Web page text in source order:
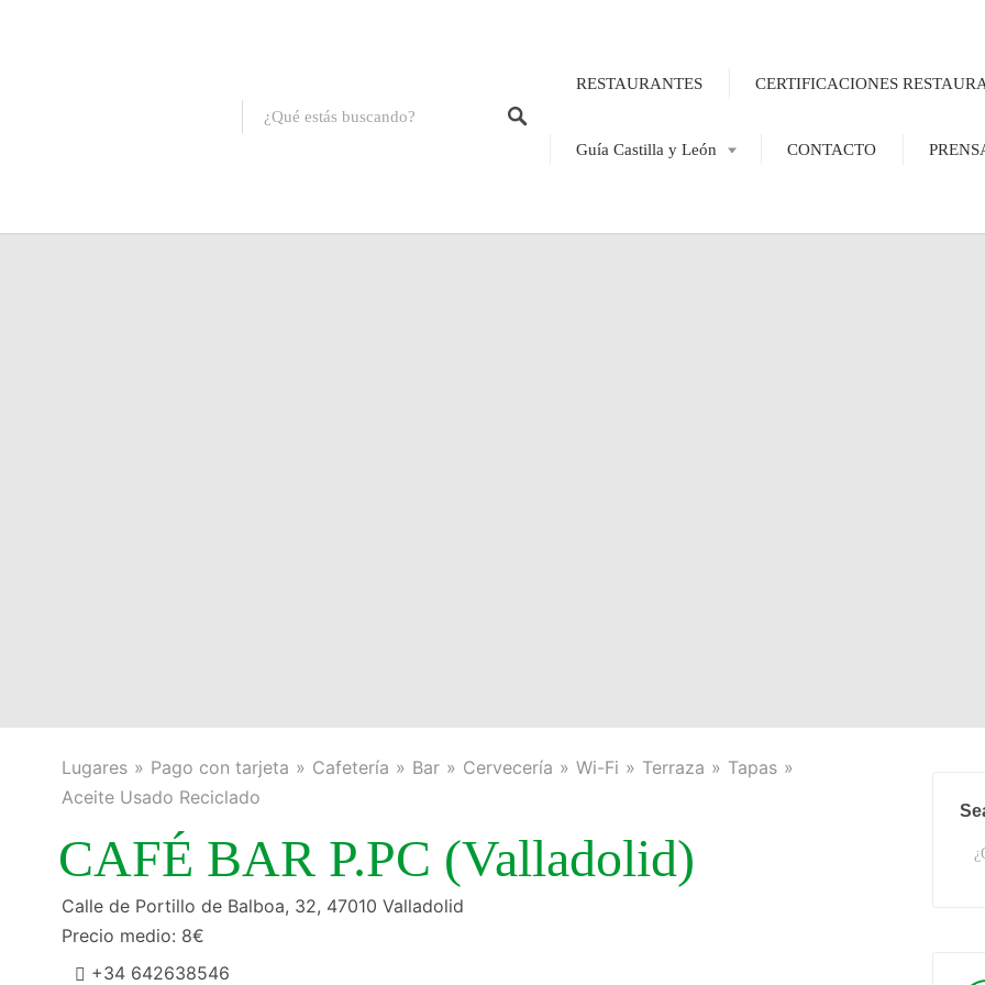
RESTAURANTES CERTIFICACIONES
Guía Castilla y León CONTACTO
Lugares Pago con tarjeta Cafetería Bar Cervecería Wi-Fi Terraza
Tapas
Aceite Usado Reciclado
CAFÉ BAR P.PC (Valladolid)
Calle de Portillo de Balboa, 32, 47010 Valladolid
Precio medio: 8€
+34 642638546